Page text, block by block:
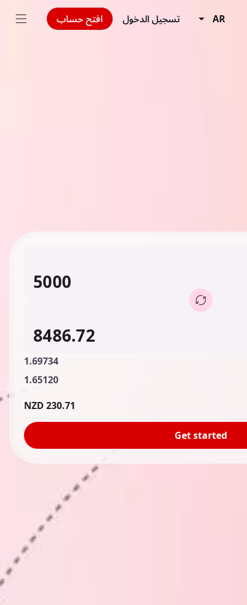
AR تسجيل الدخول افتح حساب
1.69734
1.65120
230.71 NZD
Get started